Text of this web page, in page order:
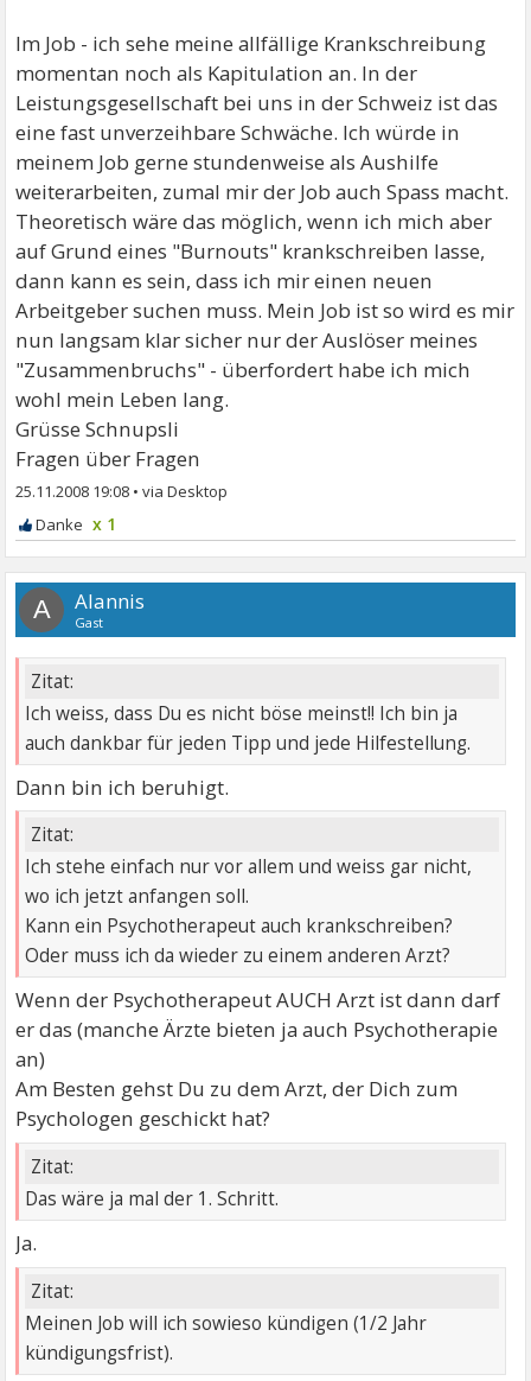
Im Job - ich sehe meine allfällige Krankschreibung
momentan noch als Kapitulation an. In der
Leistungsgesellschaft bei uns in der Schweiz ist das
eine fast unverzeihbare Schwäche. Ich würde in
meinem Job gerne stundenweise als Aushilfe
weiterarbeiten, zumal mir der Job auch Spass macht.
Theoretisch wäre das möglich, wenn ich mich aber
auf Grund eines "Burnouts" krankschreiben lasse,
dann kann es sein, dass ich mir einen neuen
Arbeitgeber suchen muss. Mein Job ist so wird es mir
nun langsam klar sicher nur der Auslöser meines
"Zusammenbruchs" - überfordert habe ich mich
wohl mein Leben lang.
Grüsse Schnupsli
Fragen über Fragen
25.11.2008 19:08 •
x 1
A Alannis
Gast
Zitat:
Ich weiss, dass Du es nicht böse meinst!! Ich bin ja
auch dankbar für jeden Tipp und jede Hilfestellung.
Dann bin ich beruhigt.
Zitat:
Ich stehe einfach nur vor allem und weiss gar nicht,
wo ich jetzt anfangen soll.
Kann ein Psychotherapeut auch krankschreiben?
Oder muss ich da wieder zu einem anderen Arzt?
Wenn der Psychotherapeut AUCH Arzt ist dann darf
er das (manche Ärzte bieten ja auch Psychotherapie
an)
Am Besten gehst Du zu dem Arzt, der Dich zum
Psychologen geschickt hat?
Zitat:
Das wäre ja mal der 1. Schritt.
Ja.
Zitat:
Meinen Job will ich sowieso kündigen (1/2 Jahr
kündigungsfrist).